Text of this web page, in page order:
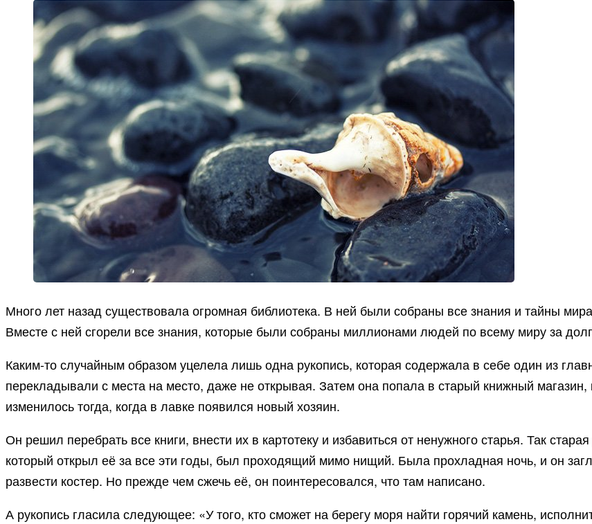
Много лет назад существовала огромная библиотека. В ней были собраны все знания и тайны
Вместе с ней сгорели все знания, которые были собраны миллионами людей по всему миру за
Каким-то случайным образом уцелела лишь одна рукопись, которая содержала в себе один из
перекладывали с места на место, даже не открывая. Затем она попала в старый книжный
изменилось тогда, когда в лавке появился новый хозяин.
Он решил перебрать все книги, внести их в картотеку и избавиться от ненужного старья. Так
который открыл её за все эти годы, был проходящий мимо нищий. Была прохладная ночь, и он
развести костер. Но прежде чем сжечь её, он поинтересовался, что там написано.
А рукопись гласила следующее: «У того, кто сможет на берегу моря найти горячий камень,